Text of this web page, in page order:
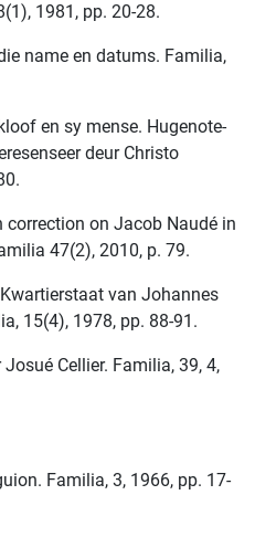
1981, pp. 20-28.
name en datums. Familia,
en sy mense. Hugenote-
deur Christo
correction on Jacob Naudé in
47(2), 2010, p. 79.
van Johannes
15(4), 1978, pp. 88-91.
Cellier. Familia, 39, 4,
Familia, 3, 1966, pp. 17-